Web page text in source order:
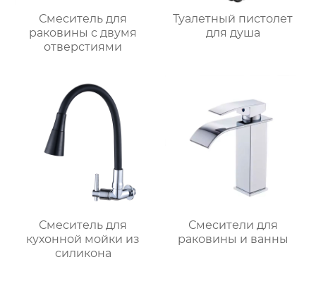
Смеситель для
раковины с двумя
отверстиями
Туалетный пистолет
для душа
Смеситель для
кухонной мойки из
силикона
Смесители для
раковины и ванны